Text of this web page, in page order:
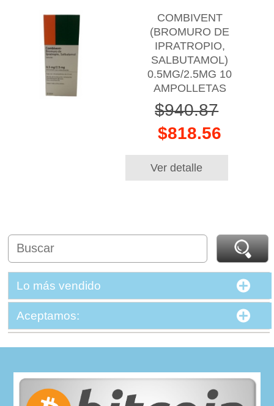
COMBIVENT
(BROMURO DE
IPRATROPIO,
SALBUTAMOL)
0.5MG/2.5MG 10
AMPOLLETAS
$940.87
$818.56
Ver detalle
Lo más vendido
Aceptamos: